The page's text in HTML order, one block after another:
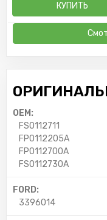
КУПИТЬ
OEM:
FS0112711
FP0112205A
FP0112700A
FS0112730A
FORD:
3396014